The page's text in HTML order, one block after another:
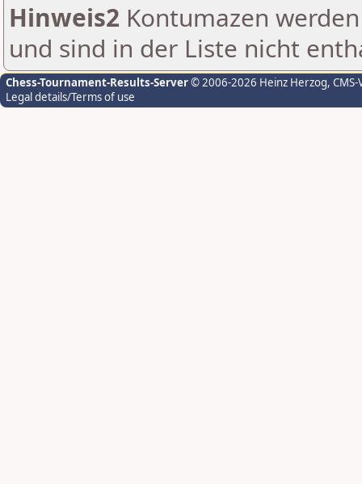
Hinweis2 Kontumazen
und sind in der Liste nicht
Chess-Tournament-Results-Server© 2006-2026 Heinz Herzog,
Legal details/Terms of use